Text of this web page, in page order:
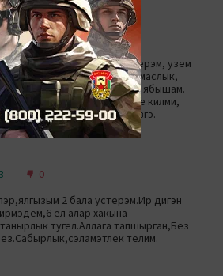
0
Мин ялгызым бала устерэм, узем
Куз алдына да китерэ алмаслык,
белэн яшэу ометенэ ябышам.
генэ белэм..Бер дэ китэсе килми,
килэ.Туземлек сезгэ.
3
0
2 бала устерэм.Ир дигэн
ел алар хакына
тугел.Аллага тапшырган,Без
телим.